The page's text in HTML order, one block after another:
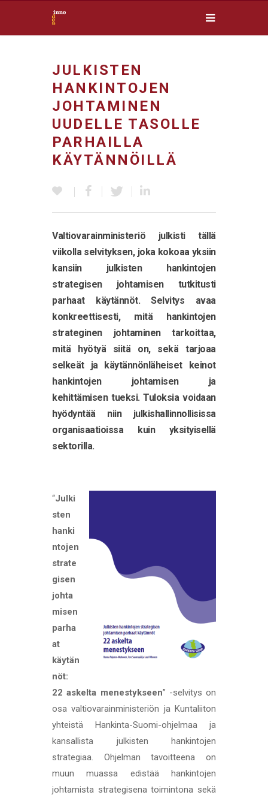
JULKISTEN
HANKINTOJEN
JOHTAMINEN
UUDELLE TASOLLE
PARHAILLA
KÄYTÄNNÖILLÄ
Valtiovarainministeriö julkisti tällä
viikolla selvityksen, joka kokoaa yksiin
kansiin julkisten hankintojen
strategisen johtamisen tutkitusti
parhaat käytännöt. Selvitys avaa
konkreettisesti, mitä hankintojen
strateginen johtaminen tarkoittaa,
mitä hyötyä siitä on, sekä tarjoaa
selkeät ja käytännönläheiset keinot
hankintojen johtamisen ja
kehittämisen tueksi. Tuloksia voidaan
hyödyntää niin julkishallinnollisissa
organisaatioissa kuin yksityisellä
sektorilla.
“Julki
sten
hanki
ntojen
strate
gisen
johta
misen
parha
at
käytän
nöt:
22 askelta menestykseen” -selvitys on
osa valtiovarainministeriön ja Kuntaliiton
yhteistä Hankinta-Suomi-ohjelmaa ja
kansallista julkisten hankintojen
strategiaa. Ohjelman tavoitteena on
muun muassa edistää hankintojen
johtamista strategisena toimintona sekä